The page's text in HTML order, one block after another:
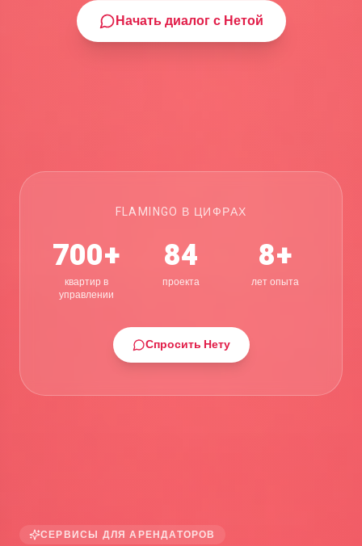
Начать диалог с Нетой
FLAMINGO В ЦИФРАХ
700+
квартир в
управлении
84
проекта
8+
лет опыта
Спросить Нету
СЕРВИСЫ ДЛЯ АРЕНДАТОРОВ